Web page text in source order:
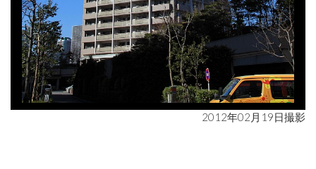
2012年02月19日撮影